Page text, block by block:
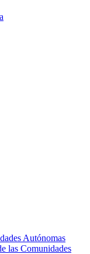
Autónomas
las Comunidades